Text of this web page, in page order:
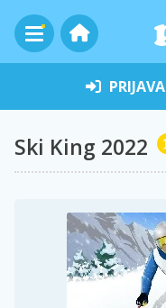
PRIJAVA
Ski King 2022